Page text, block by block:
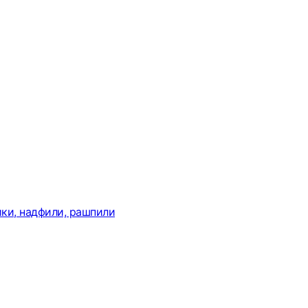
надфили, рашпили